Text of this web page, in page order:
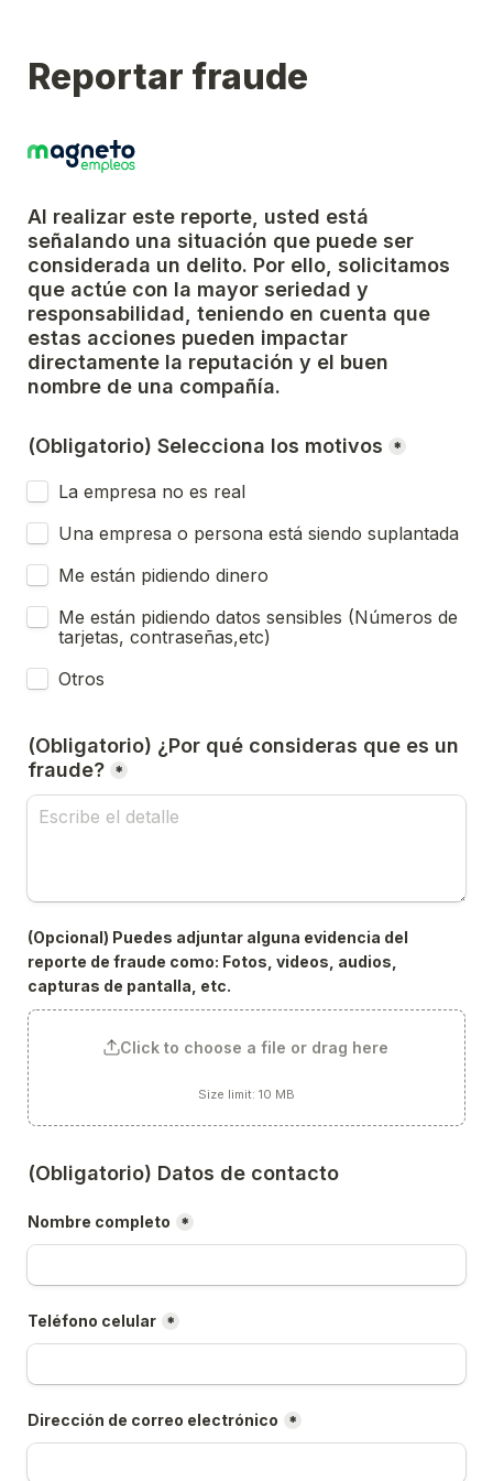
Reportar fraude
Al realizar este reporte, usted está
señalando una situación que puede ser
considerada un delito. Por ello, solicitamos
que actúe con la mayor seriedad y
responsabilidad, teniendo en cuenta que
estas acciones pueden impactar
directamente la reputación y el buen
nombre de una compañía.
(Obligatorio) Selecciona los motivos *
La empresa no es real
Una empresa o persona está siendo suplantada
Me están pidiendo dinero
Me están pidiendo datos sensibles (Números de
tarjetas, contraseñas,etc)
Otros
(Obligatorio) ¿Por qué consideras que es un
fraude? *
(Opcional) Puedes adjuntar alguna evidencia del
reporte de fraude como: Fotos, videos, audios,
capturas de pantalla, etc.
Click to choose a file or drag here
Size limit: 10 MB
(Obligatorio) Datos de contacto
Nombre completo *
Teléfono celular *
Dirección de correo electrónico *